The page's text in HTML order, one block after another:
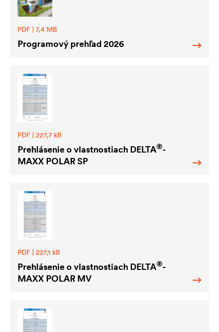
PDF | 7,4 MB
Programový prehľad 2026
PDF | 227,7 kB
Prehlásenie o vlastnostiach DELTA®-
MAXX POLAR SP
PDF | 227,1 kB
Prehlásenie o vlastnostiach DELTA®-
MAXX POLAR MV